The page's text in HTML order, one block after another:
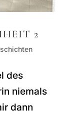
2
des
niemals
dann